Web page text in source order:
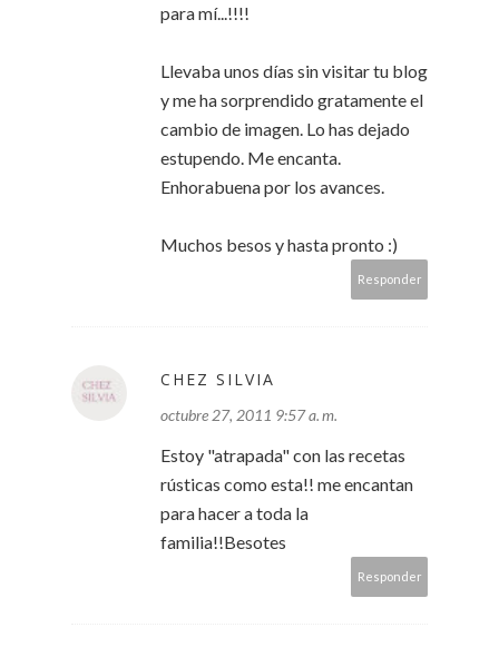
para mí...!!!!
Llevaba unos días sin visitar tu blog
y me ha sorprendido gratamente el
cambio de imagen. Lo has dejado
estupendo. Me encanta.
Enhorabuena por los avances.
Muchos besos y hasta pronto :)
Responder
CHEZ SILVIA
octubre 27, 2011 9:57 a. m.
Estoy "atrapada" con las recetas
rústicas como esta!! me encantan
para hacer a toda la
familia!!Besotes
Responder